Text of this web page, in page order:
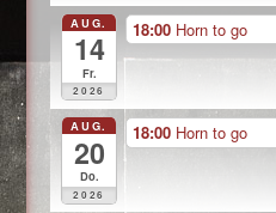
AUG.
14
Fr.
2026
18:00 Horn to go
AUG.
20
Do.
2026
18:00 Horn to go